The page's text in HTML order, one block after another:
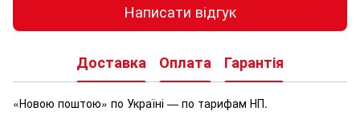
Написати відгук
Доставка Оплата Гарантія
«Новою поштою» по Україні — по тарифам НП.